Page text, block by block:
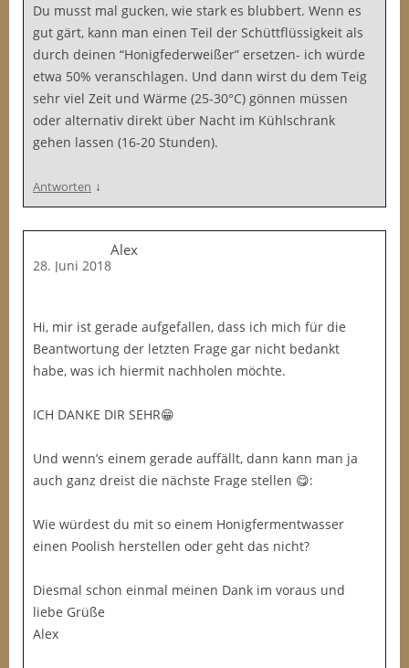
Du musst mal gucken, wie stark es blubbert. Wenn es
gut gärt, kann man einen Teil der Schüttflüssigkeit als
durch deinen “Honigfederweißer” ersetzen- ich würde
etwa 50% veranschlagen. Und dann wirst du dem Teig
sehr viel Zeit und Wärme (25-30°C) gönnen müssen
oder alternativ direkt über Nacht im Kühlschrank
gehen lassen (16-20 Stunden).
Antworten ↓
Alex
28. Juni 2018
Hi, mir ist gerade aufgefallen, dass ich mich für die
Beantwortung der letzten Frage gar nicht bedankt
habe, was ich hiermit nachholen möchte.
ICH DANKE DIR SEHR😁
Und wenn’s einem gerade auffällt, dann kann man ja
auch ganz dreist die nächste Frage stellen 😋:
Wie würdest du mit so einem Honigfermentwasser
einen Poolish herstellen oder geht das nicht?
Diesmal schon einmal meinen Dank im voraus und
liebe Grüße
Alex